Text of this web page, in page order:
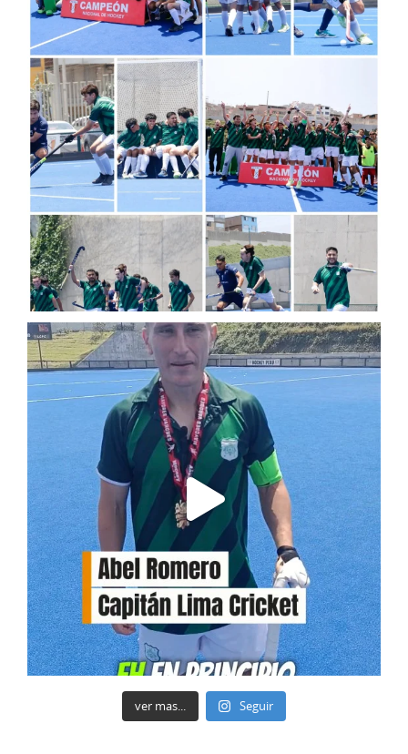
ver mas... Seguir